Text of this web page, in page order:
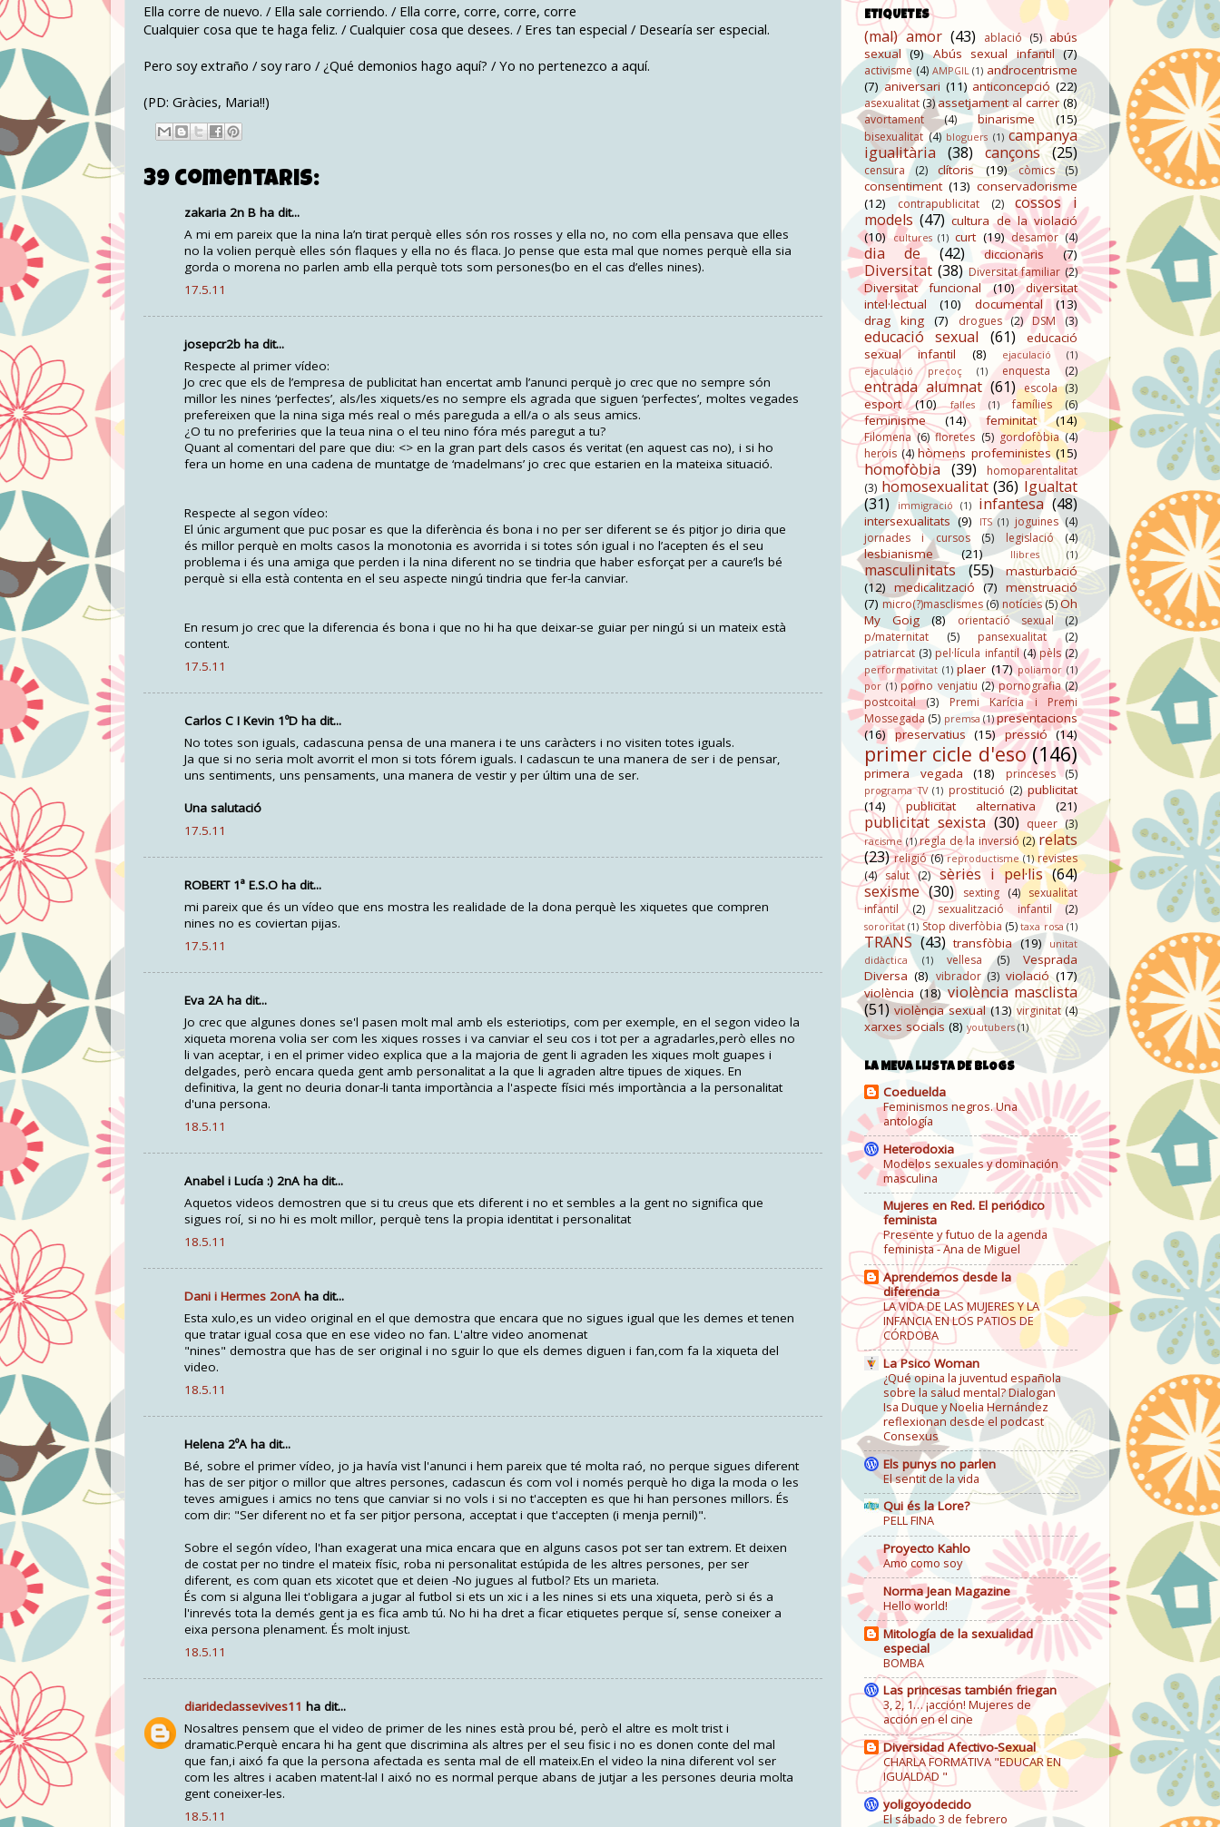
Ella corre de nuevo. / Ella sale corriendo. / Ella corre, corre, corre, corre
Cualquier cosa que te haga feliz. / Cualquier cosa que desees. / Eres tan especial / Desearía ser especial.
Pero soy extraño / soy raro / ¿Qué demonios hago aquí? / Yo no pertenezco a aquí.
(PD: Gràcies, Maria!!)
39 comentaris:
zakaria 2n B ha dit...
A mi em pareix que la nina la’n tirat perquè elles són ros rosses y ella no, no com ella pensava que elles
no la volien perquè elles són flaques y ella no és flaca. Jo pense que esta mal que nomes perquè ella sia
gorda o morena no parlen amb ella perquè tots som persones(bo en el cas d’elles nines).
17.5.11
josepcr2b ha dit...
Respecte al primer vídeo:
Jo crec que els de l’empresa de publicitat han encertat amb l’anunci perquè jo crec que no sempre són
millor les nines ‘perfectes’, als/les xiquets/es no sempre els agrada que siguen ‘perfectes’, moltes vegades
prefereixen que la nina siga més real o més pareguda a ell/a o als seus amics.
¿O tu no preferiries que la teua nina o el teu nino fóra més paregut a tu?
Quant al comentari del pare que diu: <> en la gran part dels casos és veritat (en aquest cas no), i si ho
fera un home en una cadena de muntatge de ‘madelmans’ jo crec que estarien en la mateixa situació.
Respecte al segon vídeo:
El únic argument que puc posar es que la diferència és bona i no per ser diferent se és pitjor jo diria que
és millor perquè en molts casos la monotonia es avorrida i si totes són igual i no l’acepten és el seu
problema i és una amiga que perden i la nina diferent no se tindria que haber esforçat per a caure’ls bé
perquè si ella està contenta en el seu aspecte ningú tindria que fer-la canviar.
En resum jo crec que la diferencia és bona i que no hi ha que deixar-se guiar per ningú si un mateix està
content.
17.5.11
Carlos C I Kevin 1ºD ha dit...
No totes son iguals, cadascuna pensa de una manera i te uns caràcters i no visiten totes iguals.
Ja que si no seria molt avorrit el mon si tots fórem iguals. I cadascun te una manera de ser i de pensar,
uns sentiments, uns pensaments, una manera de vestir y per últim una de ser.
Una salutació
17.5.11
ROBERT 1ª E.S.O ha dit...
mi pareix que és un vídeo que ens mostra les realidade de la dona perquè les xiquetes que compren
nines no es coviertan pijas.
17.5.11
Eva 2A ha dit...
Jo crec que algunes dones se'l pasen molt mal amb els esteriotips, com per exemple, en el segon video la
xiqueta morena volia ser com les xiques rosses i va canviar el seu cos i tot per a agradarles,però elles no
li van aceptar, i en el primer video explica que a la majoria de gent li agraden les xiques molt guapes i
delgades, però encara queda gent amb personalitat a la que li agraden altre tipues de xiques. En
definitiva, la gent no deuria donar-li tanta importància a l'aspecte físici més importància a la personalitat
d'una persona.
18.5.11
Anabel i Lucía :) 2nA ha dit...
Aquetos videos demostren que si tu creus que ets diferent i no et sembles a la gent no significa que
sigues roí, si no hi es molt millor, perquè tens la propia identitat i personalitat
18.5.11
Dani i Hermes 2onA ha dit...
Esta xulo,es un video original en el que demostra que encara que no sigues igual que les demes et tenen
que tratar igual cosa que en ese video no fan. L'altre video anomenat
"nines" demostra que has de ser original i no sguir lo que els demes diguen i fan,com fa la xiqueta del
video.
18.5.11
Helena 2ºA ha dit...
Bé, sobre el primer vídeo, jo ja havía vist l'anunci i hem pareix que té molta raó, no perque sigues diferent
has de ser pitjor o millor que altres persones, cadascun és com vol i només perquè ho diga la moda o les
teves amigues i amics no tens que canviar si no vols i si no t'accepten es que hi han persones millors. És
com dir: "Ser diferent no et fa ser pitjor persona, acceptat i que t'accepten (i menja pernil)".
Sobre el segón vídeo, l'han exagerat una mica encara que en alguns casos pot ser tan extrem. Et deixen
de costat per no tindre el mateix físic, roba ni personalitat estúpida de les altres persones, per ser
diferent, es com quan ets xicotet que et deien -No jugues al futbol? Ets un marieta.
És com si alguna llei t'obligara a jugar al futbol si ets un xic i a les nines si ets una xiqueta, però si és a
l'inrevés tota la demés gent ja es fica amb tú. No hi ha dret a ficar etiquetes perque sí, sense coneixer a
eixa persona plenament. És molt injust.
18.5.11
diarideclassevives11 ha dit...
Nosaltres pensem que el video de primer de les nines està prou bé, però el altre es molt trist i
dramatic.Perquè encara hi ha gent que discrimina als altres per el seu fisic i no es donen conte del mal
que fan,i aixó fa que la persona afectada es senta mal de ell mateix.En el video la nina diferent vol ser
com les altres i acaben matent-la! I aixó no es normal perque abans de jutjar a les persones deuria molta
gent coneixer-les.
18.5.11
ETIQUETES
(mal) amor (43) ablació (5) abús
sexual (9) Abús sexual infantil (7)
activisme (4) AMPGIL (1) androcentrisme
(7) aniversari (11) anticoncepció (22)
asexualitat (3)assetjament al carrer (8)
avortament (4) binarisme (15)
bisexualitat (4) bloguers (1) campanya
igualitària
(38) cançons (25)
censura (2) clítoris (19) còmics (5)
consentiment (13) conservadorisme
(12)
contrapublicitat (2)
cossos i
models (47) cultura de la violació
(10) cultures (1) curt (19) desamor (4)
dia de (42) diccionaris (7)
Diversitat (38) Diversitat familiar (2)
Diversitat funcional (10)
diversitat
intel·lectual
(10) documental
(13)
drag king
(7) drogues (2) DSM (3)
educació sexual (61)
educació
sexual infantil
(8) ejaculació
(1)
ejaculació precoç
(1) enquesta (2)
entrada alumnat (61) escola (3)
esport (10) falles (1) famílies (6)
feminisme (14) feminitat (14)
Filomena (6) floretes (5) gordofòbia (4)
herois (4) hòmens profeministes (15)
homofòbia (39)
homoparentalitat
(3) homosexualitat (36) Igualtat
(31)
immigració (1) infantesa (48)
intersexualitats (9) ITS (1) joguines (4)
jornades i cursos
(5) legislació (4)
lesbianisme (21) llibres (1)
masculinitats (55)
masturbació
(12) medicalització (7) menstruació
(7) micro(?)masclismes (6) notícies(5)Oh
My Goig
(8) orientació sexual
(2)
p/maternitat
(5) pansexualitat
(2)
patriarcat (3) pel·lícula infantil (4) pèls (2)
performativitat (1) plaer (17) poliamor (1)
por (1) porno venjatiu (2) pornografia (2)
postcoital
(3)
Premi Karícia i Premi
Mossegada (5) premsa (1) presentacions
(16) preservatius (15) pressió (14)
primer cicle d'eso (146)
primera vegada (18) princeses (5)
programa TV (1) prostitució (2) publicitat
(14)
publicitat alternativa (21)
publicitat sexista (30) queer (3)
racisme (1) regla de la inversió (2) relats
(23) religió (6) reproductisme (1) revistes
(4) salut (2) sèries i pel·lis (64)
sexisme (30) sexting (4) sexualitat
infantil
(2) sexualització infantil (2)
sororitat (1) Stop diverfòbia (5) taxa rosa (1)
TRANS (43) transfòbia (19)
unitat
didàctica
(1) vellesa (5)
Vesprada
Diversa (8) vibrador (3) violació (17)
violència (18) violència masclista
(51) violència sexual (13) virginitat (4)
xarxes socials (8) youtubers (1)
LA MEUA LLISTA DE BLOGS
Coeduelda
Feminismos negros. Una
antología
Heterodoxia
Modelos sexuales y dominación
masculina
Mujeres en Red. El periódico
feminista
Presente y futuo de la agenda
feminista - Ana de Miguel
Aprendemos desde la
diferencia
LA VIDA DE LAS MUJERES Y LA
INFANCIA EN LOS PATIOS DE
CÓRDOBA
La Psico Woman
¿Qué opina la juventud española
sobre la salud mental? Dialogan
Isa Duque y Noelia Hernández
reflexionan desde el podcast
Consexus
Els punys no parlen
El sentit de la vida
Qui és la Lore?
PELL FINA
Proyecto Kahlo
Amo como soy
Norma Jean Magazine
Hello world!
Mitología de la sexualidad
especial
BOMBA
Las princesas también friegan
3, 2, 1… ¡acción! Mujeres de
acción en el cine
Diversidad Afectivo-Sexual
CHARLA FORMATIVA "EDUCAR EN
IGUALDAD "
yoligoyodecido
El sábado 3 de febrero